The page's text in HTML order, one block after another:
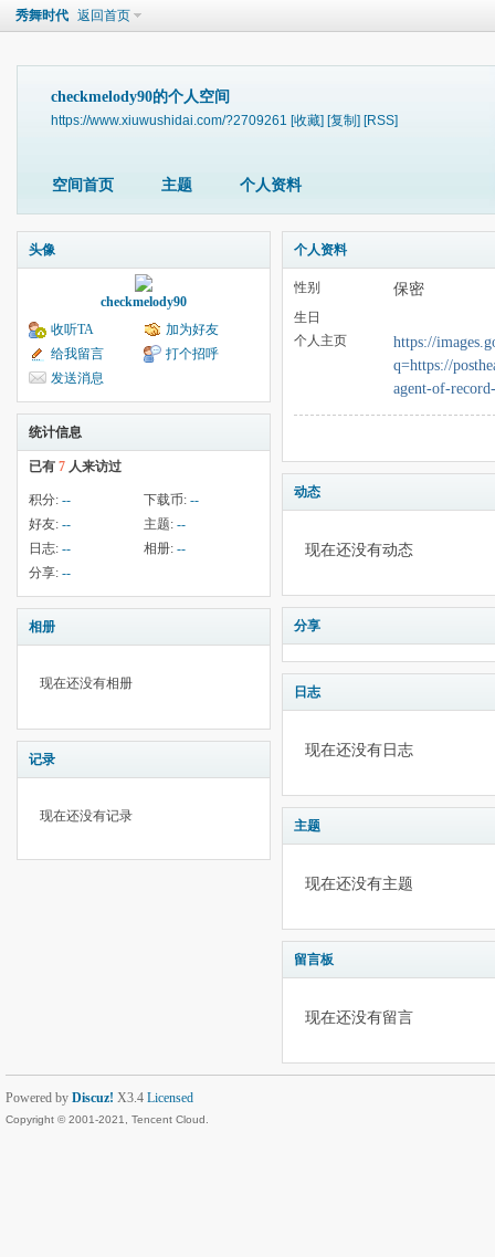
秀舞时代 返回首页
checkmelody90的个人空间
https://www.xiuwushidai.com/?2709261 [收藏] [复制] [RSS]
空间首页 主题 个人资料
头像
checkmelody90
收听TA
加为好友
给我留言
打个招呼
发送消息
统计信息
已有 7 人来访过
积分: -- 下载币: --
好友: -- 主题: --
日志: -- 相册: --
分享: --
相册
现在还没有相册
记录
现在还没有记录
个人资料
性别 保密
生日
个人主页
https://
q=https://
agent-of-
动态
现在还没有动态
分享
日志
现在还没有日志
主题
现在还没有主题
留言板
现在还没有留言
Powered by Discuz! X3.4 Licensed
Copyright © 2001-2021, Tencent Cloud.